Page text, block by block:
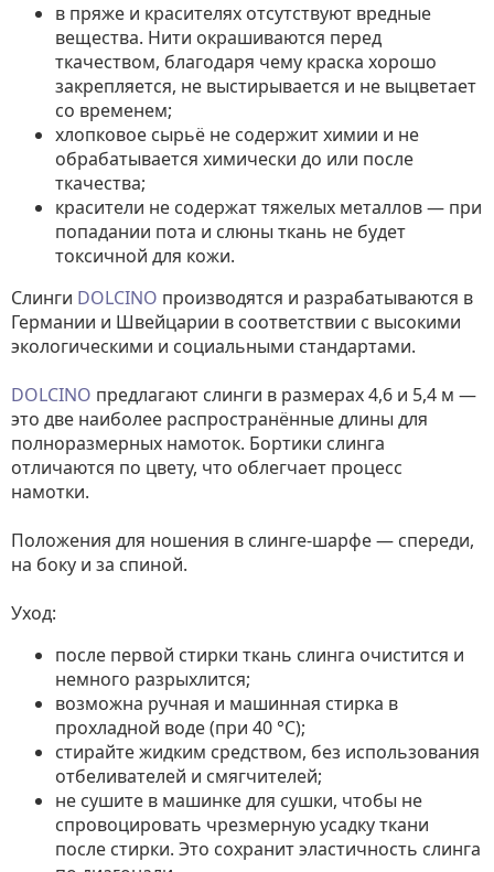
в пряже и красителях отсутствуют вредные
вещества. Нити окрашиваются перед
ткачеством, благодаря чему краска хорошо
закрепляется, не выстирывается и не выцветает
со временем;
хлопковое сырьё не содержит химии и не
обрабатывается химически до или после
ткачества;
красители не содержат тяжелых металлов — при
попадании пота и слюны ткань не будет
токсичной для кожи.
Слинги DOLCINO производятся и разрабатываются в
Германии и Швейцарии в соответствии с высокими
экологическими и социальными стандартами.
DOLCINO предлагают слинги в размерах 4,6 и 5,4 м —
это две наиболее распространённые длины для
полноразмерных намоток. Бортики слинга
отличаются по цвету, что облегчает процесс
намотки.
Положения для ношения в слинге-шарфе — спереди,
на боку и за спиной.
Уход:
после первой стирки ткань слинга очистится и
немного разрыхлится;
возможна ручная и машинная стирка в
прохладной воде (при 40 °С);
стирайте жидким средством, без использования
отбеливателей и смягчителей;
не сушите в машинке для сушки, чтобы не
спровоцировать чрезмерную усадку ткани
после стирки. Это сохранит эластичность слинга